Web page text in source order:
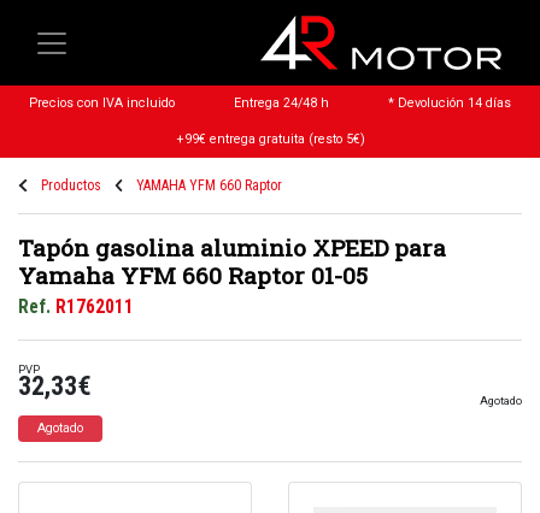
Precios con IVA incluido Entrega 24/48 h * Devolución 14 días
+99€ entrega gratuita (resto 5€)
Productos YAMAHA YFM 660 Raptor
Tapón gasolina aluminio XPEED para
Yamaha YFM 660 Raptor 01-05
Ref. R1762011
PVP
32,33€
Agotado
Agotado